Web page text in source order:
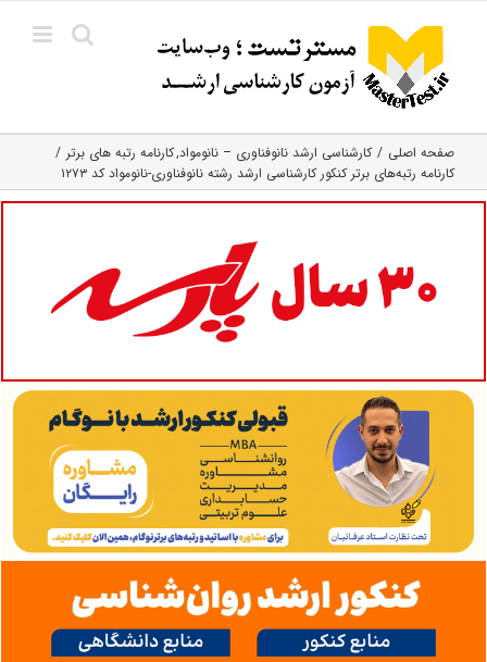
content
صفحه اصلی کارشناسی ارشد نانوفناوری – نانومواد کارنامه رتبه های برتر
کارنامه رتبه‌های برتر کنکور کارشناسی ارشد رشته نانوفناوری-نانومواد کد ۱۲۷۳